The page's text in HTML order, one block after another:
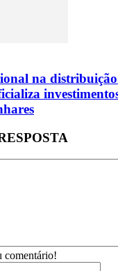
na distribuição
comentário!